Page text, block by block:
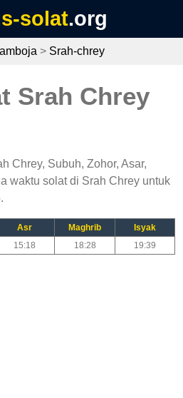
solat.org
> Srah-chrey
Srah Chrey
Chrey, Subuh, Zohor, Asar,
waktu solat di Srah Chrey untuk
Asr Maghrib
Isyak
15:18 18:28 19:39